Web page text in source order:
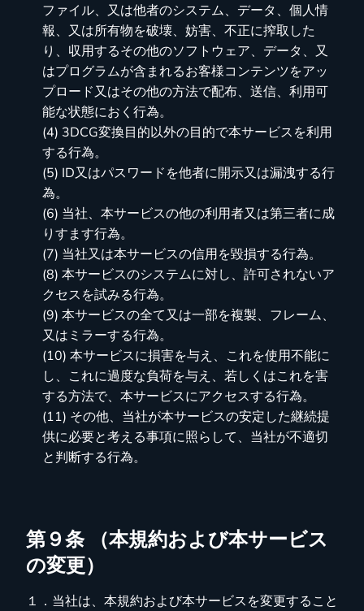
ファイル、又は他者のシステム、データ、個人情
報、又は所有物を破壊、妨害、不正に搾取した
り、収用するその他のソフトウェア、データ、又
はプログラムが含まれるお客様コンテンツをアッ
プロード又はその他の方法で配布、送信、利用可
能な状態におく行為。
(4) 3DCG変換目的以外の目的で本サービスを利用
する行為。
(5) ID又はパスワードを他者に開示又は漏洩する行
為。
(6) 当社、本サービスの他の利用者又は第三者に成
りすます行為。
(7) 当社又は本サービスの信用を毀損する行為。
(8) 本サービスのシステムに対し、許可されないア
クセスを試みる行為。
(9) 本サービスの全て又は一部を複製、フレーム、
又はミラーする行為。
(10) 本サービスに損害を与え、これを使用不能に
し、これに過度な負荷を与え、若しくはこれを害
する方法で、本サービスにアクセスする行為。
(11) その他、当社が本サービスの安定した継続提
供に必要と考える事項に照らして、当社が不適切
と判断する行為。
第９条 （本規約および本サービス
の変更）
１．当社は、本規約および本サービスを変更すること